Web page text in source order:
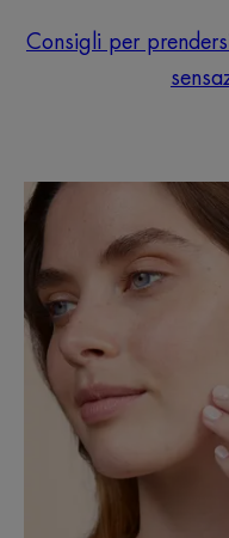
Consigli per